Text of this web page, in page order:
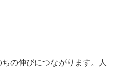
の伸びにつながります。人